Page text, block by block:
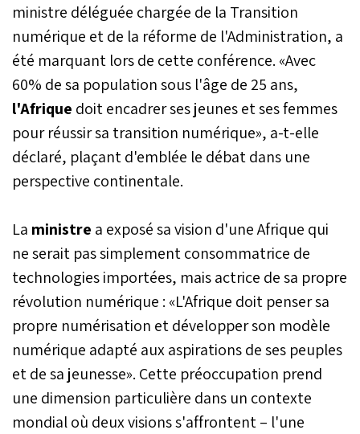
ministre déléguée chargée de la Transition
numérique et de la réforme de l'Administration, a
été marquant lors de cette conférence. «Avec
60% de sa population sous l'âge de 25 ans,
l'Afrique doit encadrer ses jeunes et ses femmes
pour réussir sa transition numérique», a-t-elle
déclaré, plaçant d'emblée le débat dans une
perspective continentale.
La ministre a exposé sa vision d'une Afrique qui
ne serait pas simplement consommatrice de
technologies importées, mais actrice de sa propre
révolution numérique : «L'Afrique doit penser sa
propre numérisation et développer son modèle
numérique adapté aux aspirations de ses peuples
et de sa jeunesse». Cette préoccupation prend
une dimension particulière dans un contexte
mondial où deux visions s'affrontent – l'une